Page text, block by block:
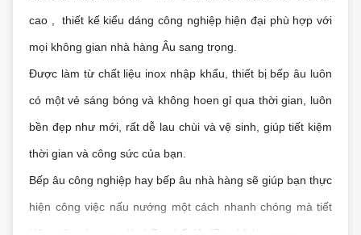
cao , thiết kế kiểu dáng công nghiệp hiện đại phù hợp với
mọi không gian nhà hàng Âu sang trọng.
Được làm từ chất liệu inox nhập khẩu, thiết bị bếp âu luôn
có một vẻ sáng bóng và không hoen gỉ qua thời gian, luôn
bền đẹp như mới, rất dễ lau chùi và vệ sinh, giúp tiết kiệm
thời gian và công sức của bạn.
Bếp âu công nghiệp hay bếp âu nhà hàng sẽ giúp bạn thực
hiện công việc nấu nướng một cách nhanh chóng mà tiết